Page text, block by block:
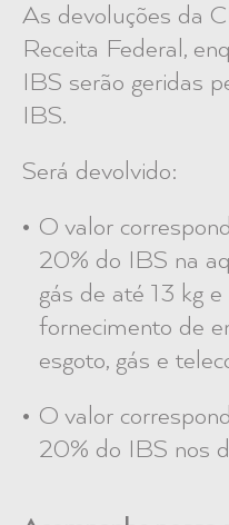
As devoluções da
Receita Federal,
IBS serão geridas
IBS.
Será devolvido:
O valor
20% do IBS na
gás de até 13 kg
fornecimento de
esgoto, gás e
O valor
20% do IBS nos